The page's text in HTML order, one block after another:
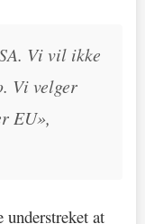
Vi vil ikke
Vi velger
EU»,
at